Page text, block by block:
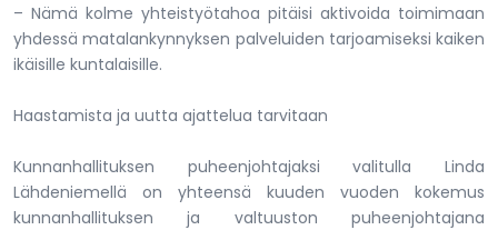
– Nämä kolme yhteistyötahoa pitäisi aktivoida toimimaan
yhdessä matalankynnyksen palveluiden tarjoamiseksi kaiken
ikäisille kuntalaisille.
Haastamista ja uutta ajattelua tarvitaan
Kunnanhallituksen puheenjohtajaksi valitulla Linda
Lähdeniemellä on yhteensä kuuden vuoden kokemus
kunnanhallituksen ja valtuuston puheenjohtajana